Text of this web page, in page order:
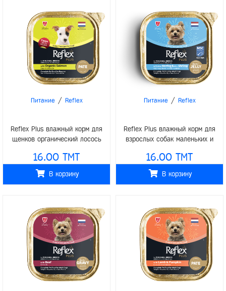
Питание / Reflex
Reflex Plus влажный корм для
щенков органический лосось
16.00 TMT
В корзину
Питание / Reflex
Reflex Plus влажный корм для
взрослых собак маленьких и
креветками 85гр
16.00 TMT
В корзину